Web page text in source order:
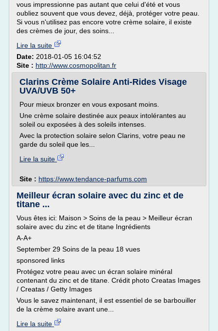
vous impressionne pas autant que celui d'été et vous
oubliez souvent que vous devez, déjà, protéger votre peau.
Si vous n'utilisez pas encore votre crème solaire, il existe
des crèmes de jour, des soins...
Lire la suite
Date: 2018-01-05 16:04:52
Site : http://www.cosmopolitan.fr
Clarins Crème Solaire Anti-Rides Visage
UVA/UVB 50+
Pour mieux bronzer en vous exposant moins.
Une crème solaire destinée aux peaux intolérantes au
soleil ou exposées à des soleils intenses.
Avec la protection solaire selon Clarins, votre peau ne
garde du soleil que les...
Lire la suite
Site : https://www.tendance-parfums.com
Meilleur écran solaire avec du zinc et de
titane ...
Vous êtes ici: Maison > Soins de la peau > Meilleur écran
solaire avec du zinc et de titane Ingrédients
A-A+
September 29 Soins de la peau 18 vues
sponsored links
Protégez votre peau avec un écran solaire minéral
contenant du zinc et de titane. Crédit photo Creatas Images
/ Creatas / Getty Images
Vous le savez maintenant, il est essentiel de se barbouiller
de la crème solaire avant une...
Lire la suite